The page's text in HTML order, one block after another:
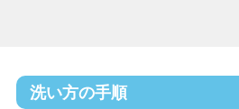
洗い方の手順